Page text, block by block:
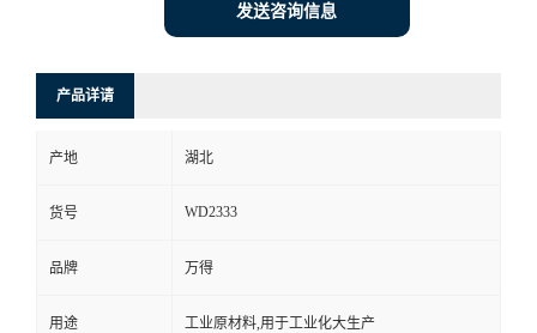
发送咨询信息
产品详请
产地 湖北
货号 WD2333
品牌 万得
用途 工业原材料,用于工业化大生产